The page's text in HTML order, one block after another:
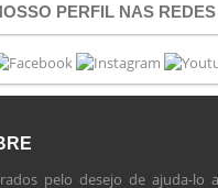
PERFIL NAS REDES
pelo desejo de ajuda-lo